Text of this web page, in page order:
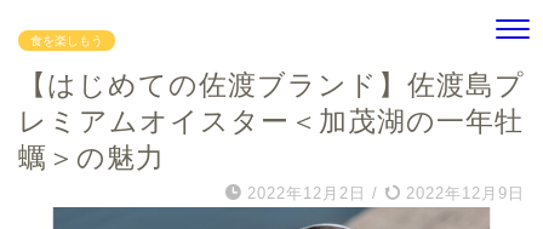
食を楽しもう
【はじめての佐渡ブランド】佐渡島プ
レミアムオイスター＜加茂湖の一年牡
蠣＞の魅力
2022年12月2日 / 2022年12月9日